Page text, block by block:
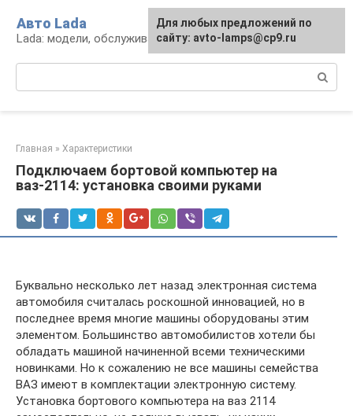
контенту
Авто Lada
Lada: модели, обслуживание, ремонт и тюнинг
Главная » Характеристики
Подключаем бортовой компьютер на
ваз-2114: установка своими руками
Буквально несколько лет назад электронная система
автомобиля считалась роскошной инновацией, но в
последнее время многие машины оборудованы этим
элементом. Большинство автомобилистов хотели бы
обладать машиной начиненной всеми техническими
новинками. Но к сожалению не все машины семейства
ВАЗ имеют в комплектации электронную систему.
Установка бортового компьютера на ваз 2114
Для любых предложений по
сайту: avto-lamps@cp9.ru